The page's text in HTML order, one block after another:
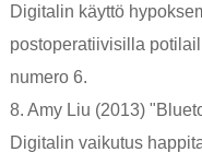
Digitalin käyttö
postoperatiivisilla
numero 6.
8. Amy Liu (2013)
Digitalin vaikutus